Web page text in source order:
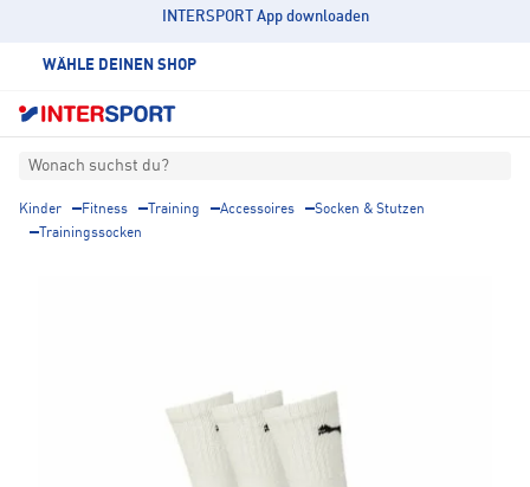
INTERSPORT App downloaden
WÄHLE DEINEN SHOP
Wonach suchst du?
Kinder Fitness Training Accessoires
Socken & Stutzen
Trainingssocken